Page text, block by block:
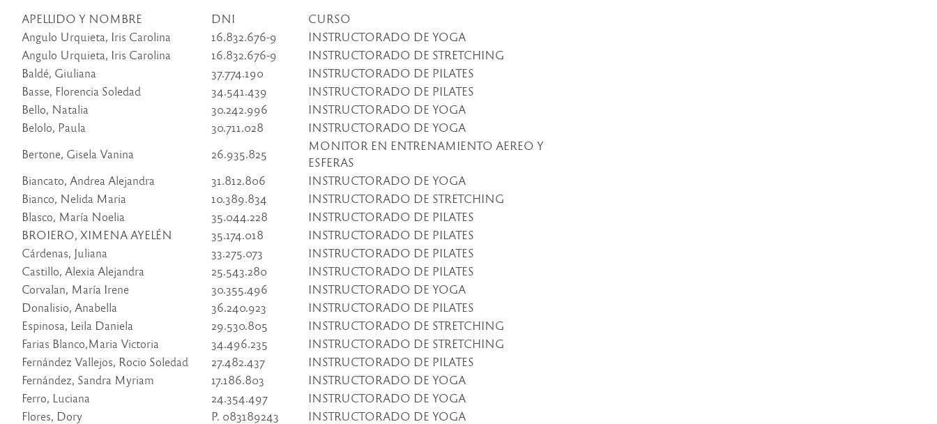
APELLIDO Y NOMBRE DNI
CURSO
Angulo Urquieta, Iris Carolina
16.832.676-9
INSTRUCTORADO DE YOGA
Angulo Urquieta, Iris Carolina
16.832.676-9
INSTRUCTORADO DE STRETCHING
Baldé, Giuliana
37.774.190
INSTRUCTORADO DE PILATES
Basse, Florencia Soledad
34.541.439
INSTRUCTORADO DE PILATES
Bello, Natalia
30.242.996
INSTRUCTORADO DE YOGA
Belolo, Paula
30.711.028
INSTRUCTORADO DE YOGA
Bertone, Gisela Vanina
26.935.825
MONITOR EN ENTRENAMIENTO AEREO Y
ESFERAS
Biancato, Andrea Alejandra
31.812.806
INSTRUCTORADO DE YOGA
Bianco, Nelida Maria
10.389.834
INSTRUCTORADO DE STRETCHING
Blasco, María Noelia
35.044.228
INSTRUCTORADO DE PILATES
BROIERO, XIMENA AYELÉN
35.174.018
INSTRUCTORADO DE PILATES
Cárdenas, Juliana
33.275.073
INSTRUCTORADO DE PILATES
Castillo, Alexia Alejandra
25.543.280
INSTRUCTORADO DE PILATES
Corvalan, María Irene
30.355.496
INSTRUCTORADO DE YOGA
Donalisio, Anabella
36.240.923
INSTRUCTORADO DE PILATES
Espinosa, Leila Daniela
29.530.805
INSTRUCTORADO DE STRETCHING
Farias Blanco,Maria Victoria
34.496.235
INSTRUCTORADO DE STRETCHING
Fernández Vallejos, Rocio Soledad
27.482.437
INSTRUCTORADO DE PILATES
Fernández, Sandra Myriam
17.186.803
INSTRUCTORADO DE YOGA
Ferro, Luciana
24.354.497
INSTRUCTORADO DE YOGA
Flores, Dory
P. 083189243
INSTRUCTORADO DE YOGA